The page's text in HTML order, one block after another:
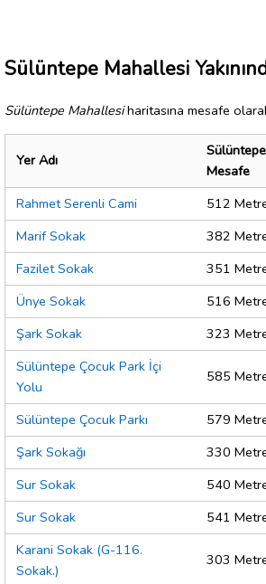
Sülüntepe Mahallesi
Sülüntepe Mahallesiharitasına mesafe
Yer Adı
Mesafe
Rahmet Serenli Cami
512
Marif Sokak
382
Fazilet Sokak
351
Ünye Sokak
516
Şark Sokak
323
Sülüntepe Çocuk Park İçi
Yolu
585
Sülüntepe Çocuk Parkı
579
Şark Sokağı
330
Sur Sokak
540
Sur Sokak
541
Karani Sokak (G-116.
Sokak.)
303